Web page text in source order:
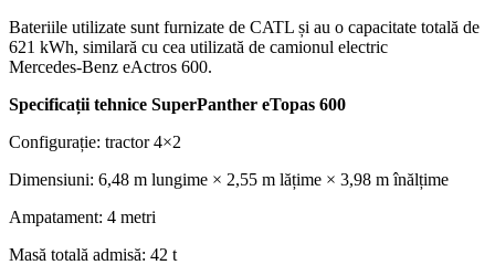
Bateriile utilizate sunt furnizate de CATL și au o capacitate totală de
621 kWh, similară cu cea utilizată de camionul electric
Mercedes‑Benz eActros 600.
Specificații tehnice SuperPanther eTopas 600
Configurație: tractor 4×2
Dimensiuni: 6,48 m lungime × 2,55 m lățime × 3,98 m înălțime
Ampatament: 4 metri
Masă totală admisă: 42 t